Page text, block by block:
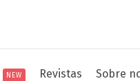
NEW Revistas Sobre